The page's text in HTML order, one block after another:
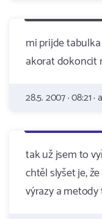
mi prijde
akorat dokoncit
28.5. 2007 · 08:21 ·
tak už jsem to
chtěl slyšet je,
výrazy a metody